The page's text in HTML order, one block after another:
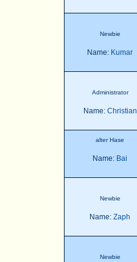
Newbie
Name: Kumar
Administrator
Name: Christian
alter Hase
Name: Bai
Newbie
Name: Zaph
Newbie